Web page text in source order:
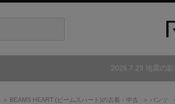
2026.7.29 地震の
BEAMS HEART (ビームスハート)の古着・中古 パンツ